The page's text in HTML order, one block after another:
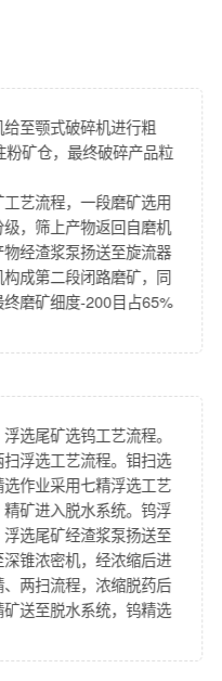
至颚式破碎机进行粗
矿仓，最终破碎产品粒
艺流程，一段磨矿选用
，筛上产物返回自磨机
经渣浆泵扬送至旋流器
成第二段闭路磨矿，同
磨矿细度-200目占65%
选尾矿选钨工艺流程。
浮选工艺流程。钼扫选
作业采用七精浮选工艺
矿进入脱水系统。钨浮
选尾矿经渣浆泵扬送至
锥浓密机，经浓缩后进
两扫流程，浓缩脱药后
送至脱水系统，钨精选